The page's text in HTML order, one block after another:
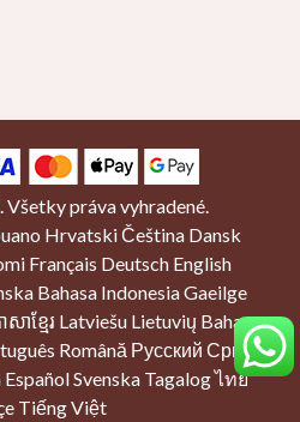
. Všetky práva vyhradené.
HrvatskiČeština Dansk
Français Deutsch English
Bahasa IndonesiaGaeilge
សាខ្មែរ Latviešu Lietuvių Bahasa
Română Русский Српски
EspañolSvenska Tagalogไทย
Tiếng Việt